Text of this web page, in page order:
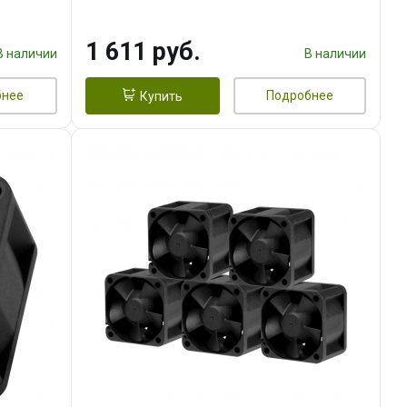
наличии 1 611 руб. В наличии
Купить Подробнее